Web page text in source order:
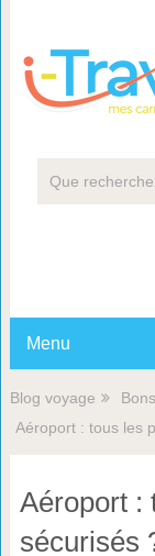
Menu
Blog voyage
Aéroport : tous les
Aéroport :
sécurisés